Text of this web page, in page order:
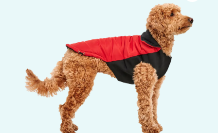
Rood/Zwart
aantal